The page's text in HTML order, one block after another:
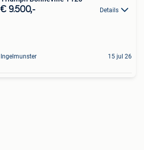
€ 9.500,- Details
Ingelmunster 15 jul 26